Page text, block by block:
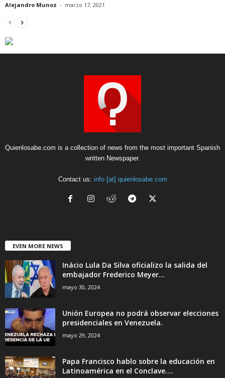
Alejandro Munoz - marzo 17, 2021
Quienlosabe.com is a collection of news from the most important Spanish
written Newspaper.
Contact us: info [at] quienlosabe.com
EVEN MORE NEWS
Inácio Lula Da Silva oficializo la salida del
embajador Frederico Meyer...
mayo 30, 2024
Unión Europea no podrá observar elecciones
presidenciales en Venezuela.
mayo 29, 2024
Papa Francisco hablo sobre la educación en
Latinoamérica en el Conclave....